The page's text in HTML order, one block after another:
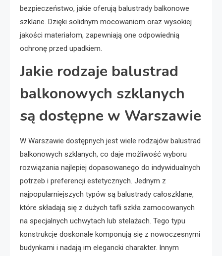
bezpieczeństwo, jakie oferują balustrady balkonowe
szklane. Dzięki solidnym mocowaniom oraz wysokiej
jakości materiałom, zapewniają one odpowiednią
ochronę przed upadkiem.
Jakie rodzaje balustrad
balkonowych szklanych
są dostępne w Warszawie
W Warszawie dostępnych jest wiele rodzajów balustrad
balkonowych szklanych, co daje możliwość wyboru
rozwiązania najlepiej dopasowanego do indywidualnych
potrzeb i preferencji estetycznych. Jednym z
najpopularniejszych typów są balustrady całoszklane,
które składają się z dużych tafli szkła zamocowanych
na specjalnych uchwytach lub stelażach. Tego typu
konstrukcje doskonale komponują się z nowoczesnymi
budynkami i nadają im elegancki charakter. Innym